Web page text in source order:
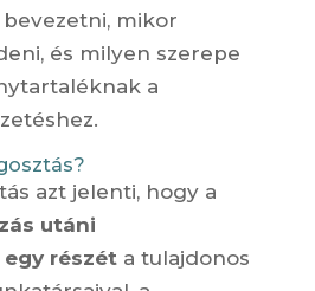
mikor
és milyen szerepe
a
azt jelenti, hogy a
utáni
részéta tulajdonos